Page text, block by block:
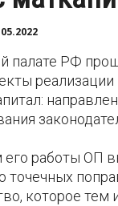
палате РФ
реализации
его работы ОП
точечных
которое тем